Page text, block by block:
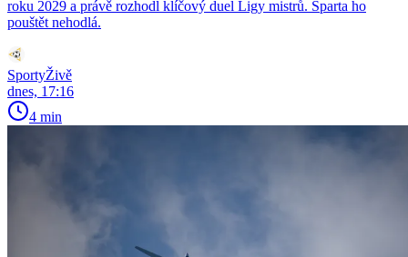
roku 2029 a právě rozhodl klíčový duel Ligy mistrů. Sparta ho
pouštět nehodlá.
SportyŽivě
dnes, 17:16
4 min